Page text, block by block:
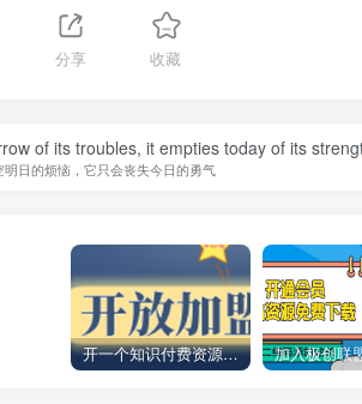
分享 收藏
of its troubles, it empties today of its
明日的烦恼，它只会丧失今日的勇气
开一个知识付费资源网站，小白也能日入1000+